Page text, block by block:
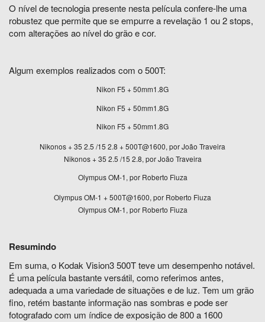
O nível de tecnologia presente nesta película confere-lhe uma
robustez que permite que se empurre a revelação 1 ou 2 stops,
com alterações ao nível do grão e cor.
Algum exemplos realizados com o 500T:
Nikon F5 + 50mm1.8G
Nikon F5 + 50mm1.8G
Nikon F5 + 50mm1.8G
Nikonos + 35 2.5 /15 2.8 + 500T@1600, por João Traveira
Nikonos + 35 2.5 /15 2.8, por João Traveira
Olympus OM-1, por Roberto Fiuza
Olympus OM-1 + 500T@1600, por Roberto Fiuza
Olympus OM-1, por Roberto Fiuza
Resumindo
Em suma, o Kodak Vision3 500T teve um desempenho notável.
É uma película bastante versátil, como referimos antes,
adequada a uma variedade de situações e de luz. Tem um grão
fino, retém bastante informação nas sombras e pode ser
fotografado com um índice de exposição de 800 a 1600